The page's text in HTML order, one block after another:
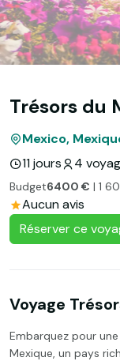
Trésors du
Mexico,
11 jours
4
Budget6400 € | 1
Aucun avis
Réserver ce
Voyage
Embarquez pour
Mexique, un pays